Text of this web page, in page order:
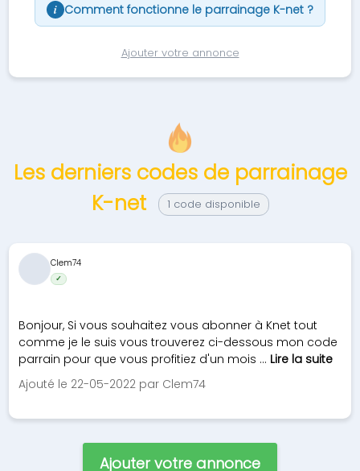
i Comment fonctionne le parrainage K-net ?
Ajouter votre annonce
Les derniers codes de parrainage
K-net
1 code disponible
Bonjour, Si vous souhaitez vous abonner à Knet tout
comme je le suis vous trouverez ci-dessous mon code
parrain pour que vous profitiez d'un mois ... Lire la suite
Ajouté le 22-05-2022 par Clem74
Clem74
✓
Ajouter votre annonce